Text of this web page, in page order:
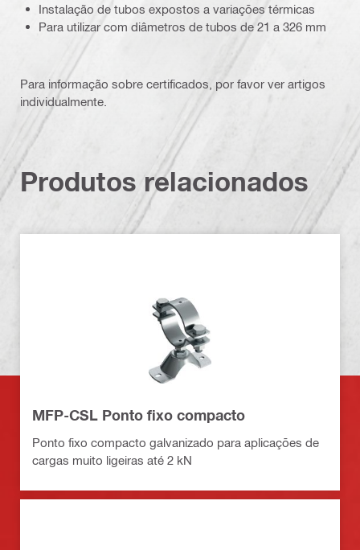
Instalação de tubos expostos a variações térmicas
Para utilizar com diâmetros de tubos de 21 a 326 mm
Para informação sobre certificados, por favor ver artigos
individualmente.
Produtos relacionados
MFP-CSL Ponto fixo compacto
Ponto fixo compacto galvanizado para aplicações de
cargas muito ligeiras até 2 kN